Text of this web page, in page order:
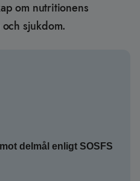
om nutritionens
sjukdom.
delmål enligt SOSFS